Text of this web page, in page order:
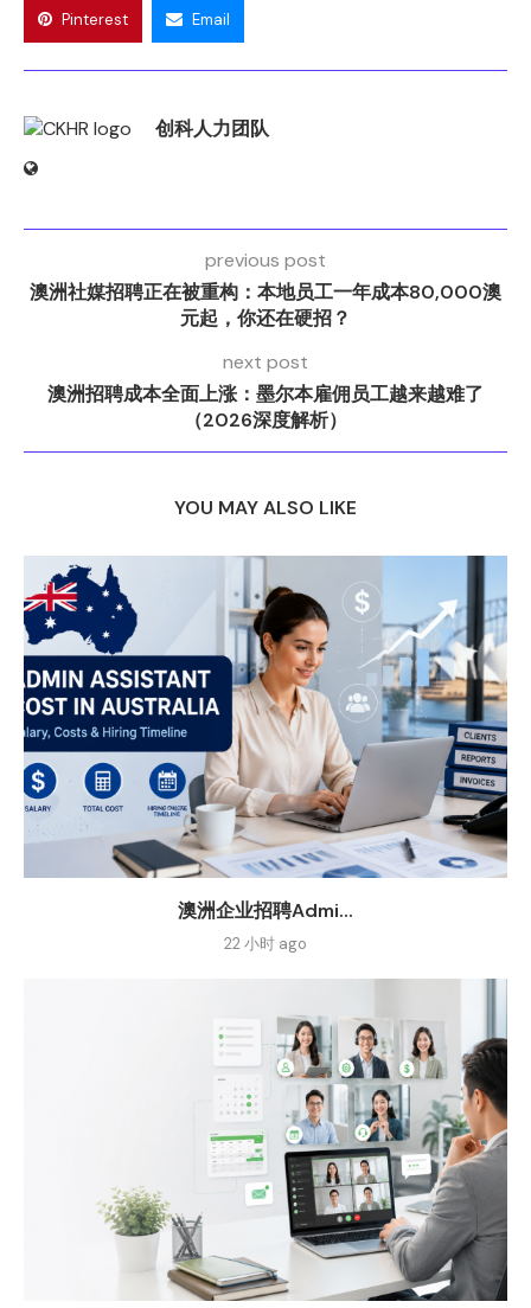
Pinterest Email
创科人力团队
previous post
澳洲社媒招聘正在被重构：本地员工一年成本80,000澳
元起，你还在硬招？
next post
澳洲招聘成本全面上涨：墨尔本雇佣员工越来越难了
（2026深度解析）
YOU MAY ALSO LIKE
澳洲企业招聘Admi...
22 小时 ago